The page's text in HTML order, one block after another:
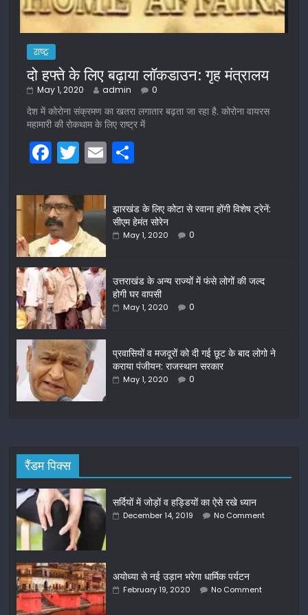
राष्ट्र
दो हफ्ते के लिए बढ़ाया लॉकडाउन: गृह मंत्रालय
May 1, 2020 admin 0
देश में कोरोना संक्रमण का खतरा लगातार बढ़ता जा रहा है. कोरोना वायरस
महामारी की रोकथाम के लिए राष्ट्र में
F
c
e
b
o
o
k
T
itt
er
E
ar
e
झारखंड के लिए कोटा से रवाना होंगी विशेष ट्रेनें:
सीएम हेमंत सोरेन
May 1, 2020 0
उत्तराखंड के अन्य राज्यों में फंसे लोगों की जल्द
होगी घर वापसी
May 1, 2020 0
प्रवासियों व मजदूरों को दी गई छूट के बाद लोगो ने
कराया पंजीयन: राजस्थान सरकार
May 1, 2020 0
रैंडम पिक्स
सर्दियों में जोड़ों व हड्डियों का ऐसे रखे ध्यान
December 14, 2019 No Comment
अयोध्या से नई उड़ान भरेगा धार्मिक पर्यटन
February 19, 2020 No Comment